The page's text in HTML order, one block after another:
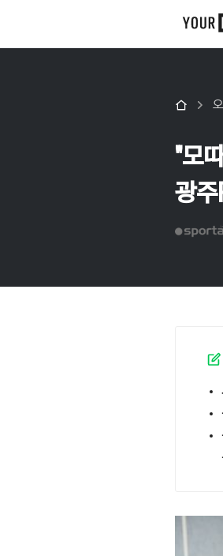
"모
광주